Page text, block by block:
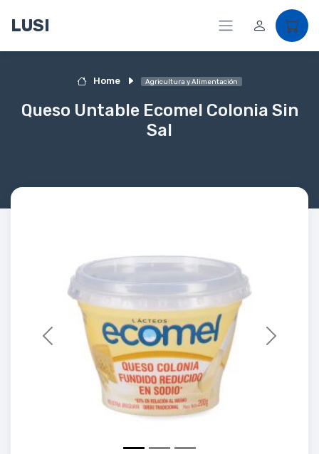
LUSI
Home Agricultura y Alimentación
Queso Untable Ecomel Colonia Sin
Sal
Previous Next